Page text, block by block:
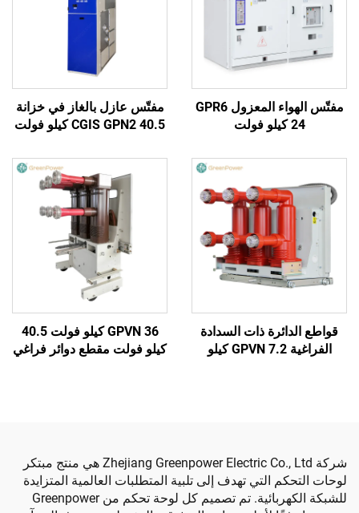
مفتّس الهواء المعزول GPR6
24 كيلو فولت
مفتّس عازل بالغاز في خزانة
CGIS GPN2 40.5 كيلو فولت
قواطع الدائرة ذات السدادة
الفراغية GPVN 7.2 كيلو
GPVN 36 كيلو فولت 40.5
كيلو فولت مقطع دوائر فراغي
شركة Zhejiang Greenpower Electric Co., Ltd هي منتج مبتكر
لوحات التحكم التي تهدف إلى تلبية المتطلبات العالمية المتزايدة
للشبكة الكهربائية. تم تصميم كل لوحة تحكم من Greenpower